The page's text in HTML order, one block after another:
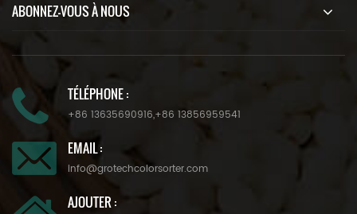
ABONNEZ-VOUS À NOUS
TÉLÉPHONE :
+86 13635690916,+86 13856959541
EMAIL :
info@grotechcolorsorter.com
AJOUTER :